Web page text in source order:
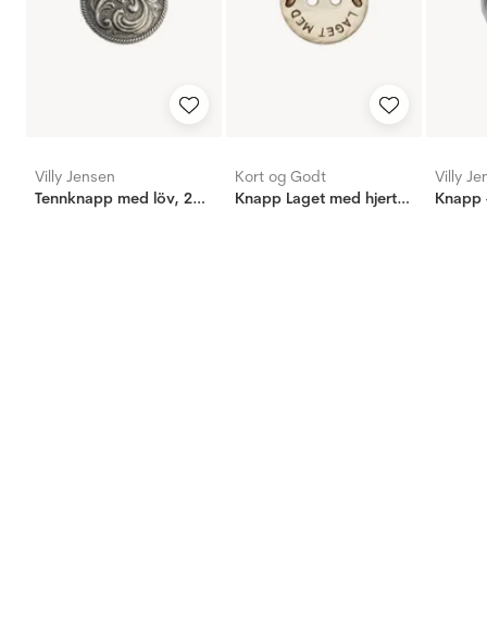
Villy Jensen
Tennknapp med löv, 20mm
Kort og Godt
Knapp Laget med hjertet 18mm
Villy
Knapp